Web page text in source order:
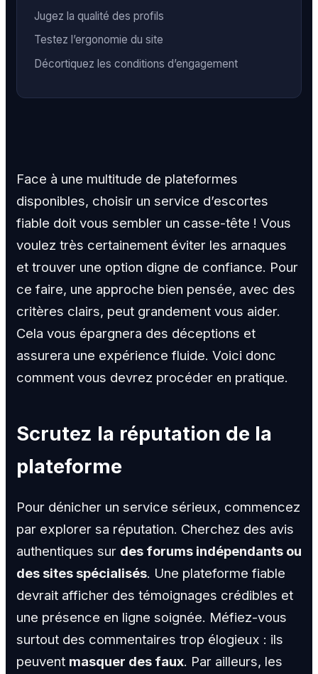
Jugez la qualité des profils
Testez l’ergonomie du site
Décortiquez les conditions d’engagement
Face à une multitude de plateformes
disponibles, choisir un service d’escortes
fiable doit vous sembler un casse-tête ! Vous
voulez très certainement éviter les arnaques
et trouver une option digne de confiance. Pour
ce faire, une approche bien pensée, avec des
critères clairs, peut grandement vous aider.
Cela vous épargnera des déceptions et
assurera une expérience fluide. Voici donc
comment vous devrez procéder en pratique.
Scrutez la réputation de la
plateforme
Pour dénicher un service sérieux, commencez
par explorer sa réputation. Cherchez des avis
authentiques sur des forums indépendants ou
des sites spécialisés. Une plateforme fiable
devrait afficher des témoignages crédibles et
une présence en ligne soignée. Méfiez-vous
surtout des commentaires trop élogieux : ils
peuvent masquer des faux. Par ailleurs, les